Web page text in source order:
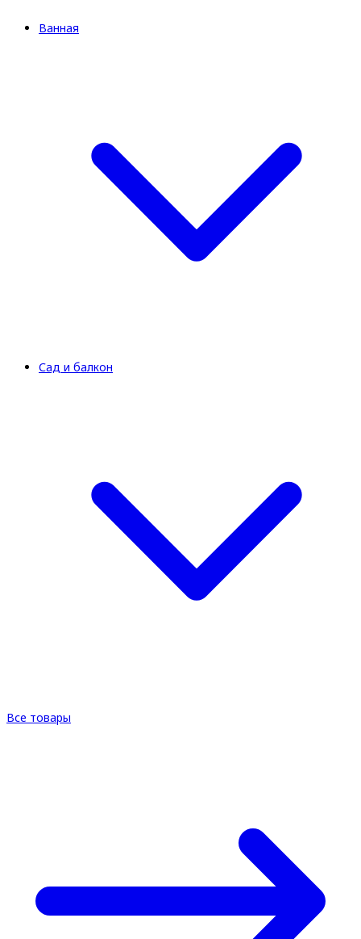
Ванная
Сад и балкон
Все товары